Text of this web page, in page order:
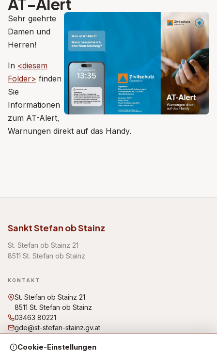
AT-Alert
Sehr geehrte
Damen und
Herren!
In <diesem
Folder> finden
Sie
Informationen
zum AT-Alert,
Warnungen direkt auf das Handy.
Sankt Stefan ob Stainz
St. Stefan ob Stainz 21
8511 St. Stefan ob Stainz
KONTAKT
St. Stefan ob Stainz 21
8511 St. Stefan ob Stainz
03463 80221
gde@st-stefan-stainz.gv.at
07:30 Uhr bis 12:00 Uhr Donnerstag von 07:30 Uhr bis 12:00
Cookie-Einstellungen